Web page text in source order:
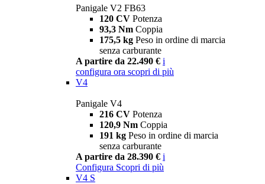
Panigale V2 FB63
120 CV Potenza
93,3 Nm Coppia
175,5 kg Peso in ordine di marcia
senza carburante
A partire da 22.490 € i
configura ora scopri di più
V4
Panigale V4
216 CV Potenza
120,9 Nm Coppia
191 kg Peso in ordine di marcia
senza carburante
A partire da 28.390 € i
Configura Scopri di più
V4 S